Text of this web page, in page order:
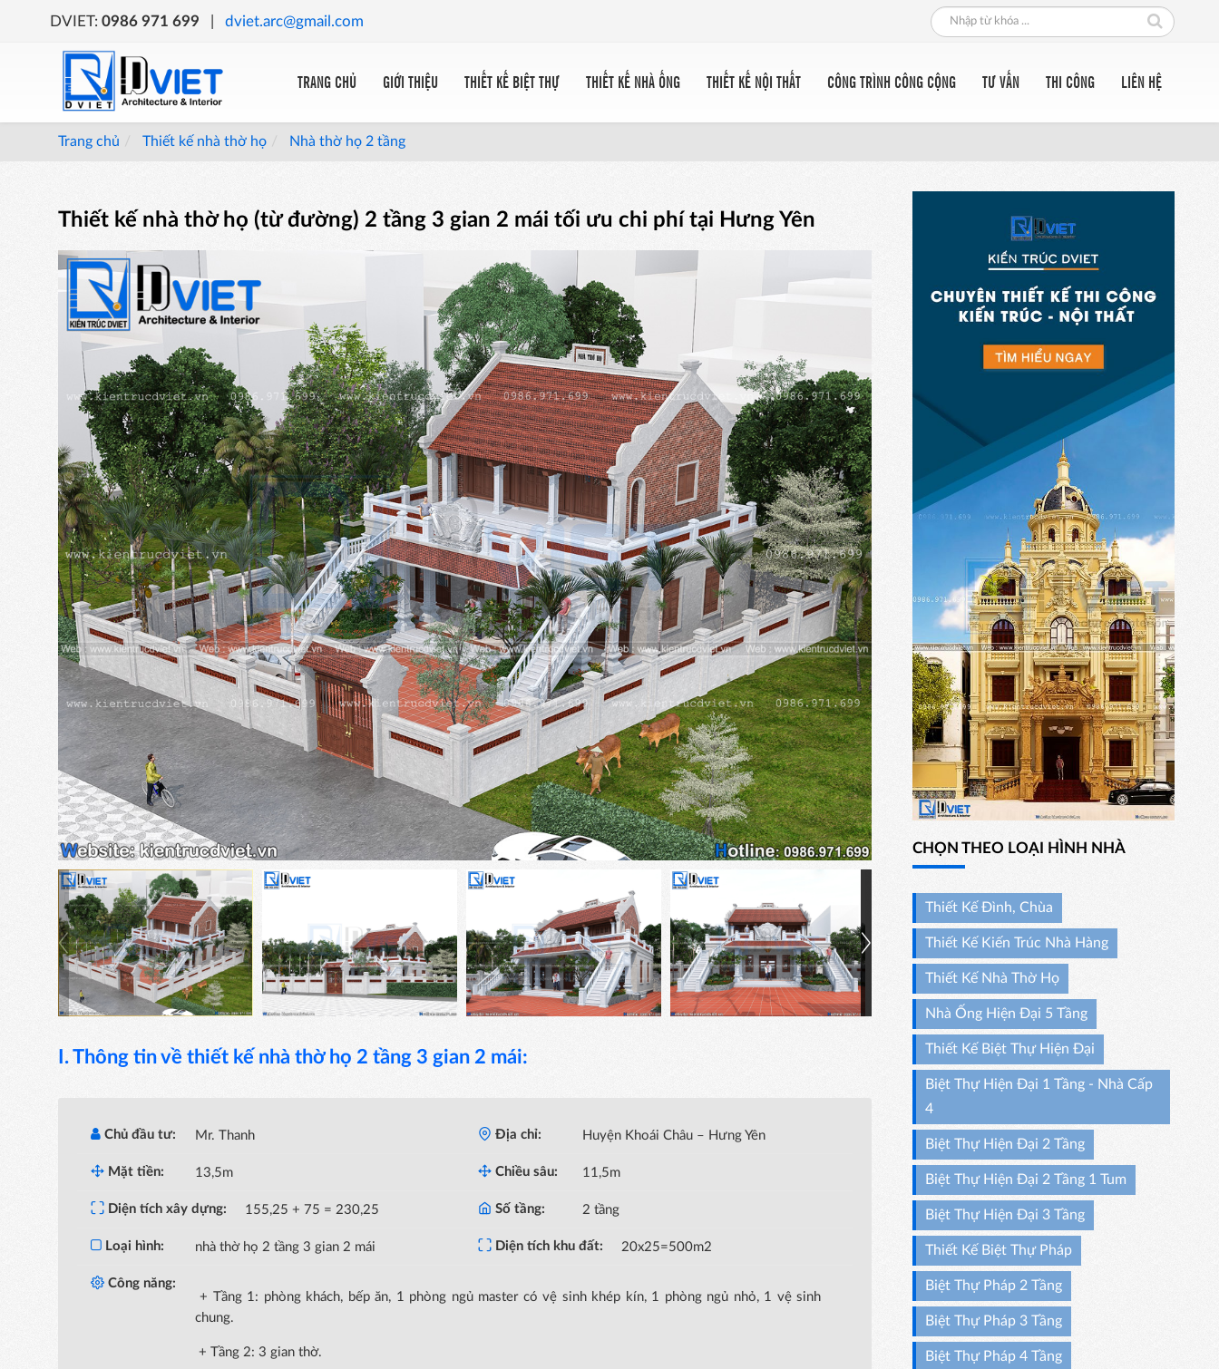
DVIET: 0986 971 699 dviet.arc@gmail.com
TRANG CHỦ GIỚI THIỆU THIẾT KẾ BIỆT THỰ THIẾT KẾ NHÀ ỐNG THIẾT KẾ NỘI THẤT CÔNG TRÌNH CÔNG CỘNG TƯ VẤN THI CÔNG LIÊN HỆ
Trang chủ Thiết kế nhà thờ họ Nhà thờ họ 2 tầng
Thiết kế nhà thờ họ (từ đường) 2 tầng 3 gian 2 mái tối ưu chi phí tại Hưng Yên
I. Thông tin về thiết kế nhà thờ họ 2 tầng 3 gian 2 mái:
Chủ đầu tư: Mr. Thanh Địa chỉ: Huyện Khoái Châu – Hưng Yên
Mặt tiền: 13,5m Chiều sâu: 11,5m
Diện tích xây dựng: 155,25 + 75 = 230,25 Số tầng: 2 tầng
Loại hình: nhà thờ họ 2 tầng 3 gian 2 mái Diện tích khu đất: 20x25=500m2
Công năng:
+ Tầng 1: phòng khách, bếp ăn, 1 phòng ngủ master có vệ sinh khép kín, 1 phòng ngủ nhỏ, 1 vệ sinh
chung.
+ Tầng 2: 3 gian thờ.
CHỌN THEO LOẠI HÌNH NHÀ
Thiết Kế Đình, Chùa
Thiết Kế Kiến Trúc Nhà Hàng
Thiết Kế Nhà Thờ Họ
Nhà Ống Hiện Đại 5 Tầng
Thiết Kế Biệt Thự Hiện Đại
Biệt Thự Hiện Đại 1 Tầng - Nhà Cấp
4
Biệt Thự Hiện Đại 2 Tầng
Biệt Thự Hiện Đại 2 Tầng 1 Tum
Biệt Thự Hiện Đại 3 Tầng
Thiết Kế Biệt Thự Pháp
Biệt Thự Pháp 2 Tầng
Biệt Thự Pháp 3 Tầng
Biệt Thự Pháp 4 Tầng